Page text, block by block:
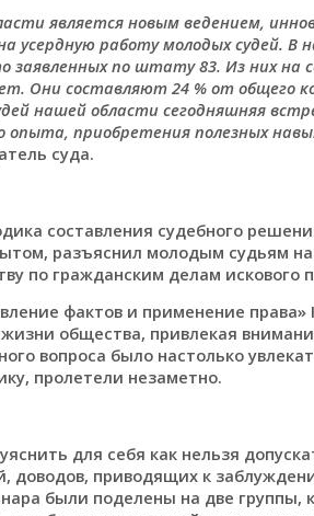
является новым ведением,
усердную работу молодых судей. В
заявленных по штату 83. Из них на
Они составляют 24 % от общего
нашей области сегодняшняя
приобретения полезных
суда.
составления судебного
разъяснил молодым судьям
по гражданским делам искового
фактов и применение
общества, привлекая
вопроса было настолько
пролетели незаметно.
для себя как нельзя
доводов, приводящих к
были поделены на две группы,